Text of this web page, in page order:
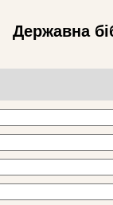
Державна